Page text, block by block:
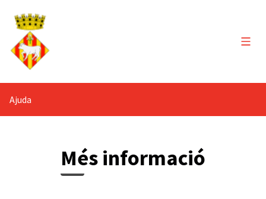
Ajuda
Més informació